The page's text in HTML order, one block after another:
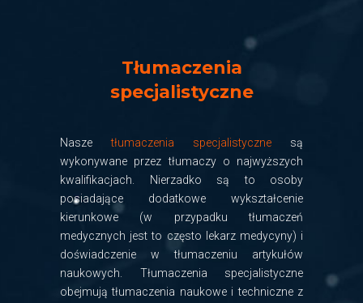
Tłumaczenia
specjalistyczne
Naszetłumaczenia specjalistyczne są
wykonywane przez tłumaczy o najwyższych
kwalifikacjach. Nierzadko są to osoby
posiadające dodatkowe wykształcenie
kierunkowe (w przypadku tłumaczeń
medycznych jest to często lekarz medycyny) i
doświadczenie w tłumaczeniu artykułów
naukowych. Tłumaczenia specjalistyczne
obejmują tłumaczenia naukowe i techniczne z